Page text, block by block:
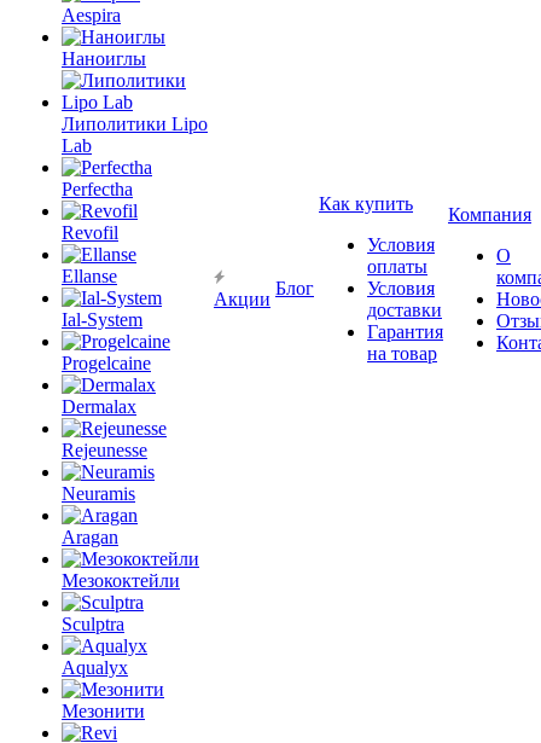
Aespira
Наноиглы
Липолитики Lipo
Lab
Perfectha
Revofil
Ellanse
Ial-System
Progelcaine
Dermalax
Rejeunesse
Neuramis
Aragan
Мезококтейли
Sculptra
Aqualyx
Мезонити
Акции
Блог
Как купить
Условия
оплаты
Условия
доставки
Гарантия
на товар
Компания
О